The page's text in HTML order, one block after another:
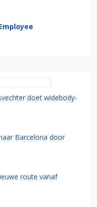
doet widebody-
Barcelona door
route vanaf